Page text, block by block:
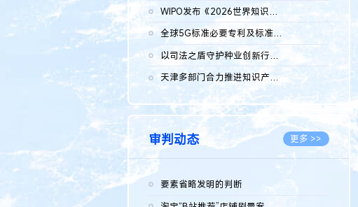
WIPO发布《2026世界知识产权报告》 含报告全文
全球5G标准必要专利及标准提案研究报告（2026年）全文发布
以司法之盾守护种业创新行稳致远
2026.08.05
天津多部门合力推进知识产权保护工作
2026.08.05
审判动态 更多 >>
要素省略发明的判断